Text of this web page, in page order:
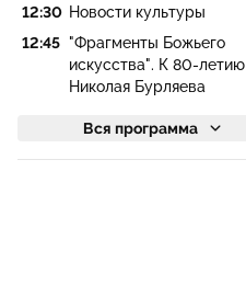
12:30 Новости культуры
12:45 "Фрагменты Божьего
искусства". К 80-летию
Николая Бурляева
Вся программа